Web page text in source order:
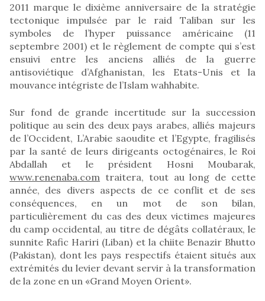
2011 marque le dixième anniversaire de la stratégie
tectonique impulsée par le raid Taliban sur les
symboles de l’hyper puissance américaine (11
septembre 2001) et le règlement de compte qui s’est
ensuivi entre les anciens alliés de la guerre
antisoviétique d’Afghanistan, les Etats-Unis et la
mouvance intégriste de l’Islam wahhabite.
Sur fond de grande incertitude sur la succession
politique au sein des deux pays arabes, alliés majeurs
de l’Occident, L’Arabie saoudite et l’Egypte, fragilisés
par la santé de leurs dirigeants octogénaires, le Roi
Abdallah et le président Hosni Moubarak,
www.renenaba.com traitera, tout au long de cette
année, des divers aspects de ce conflit et de ses
conséquences, en un mot de son bilan,
particulièrement du cas des deux victimes majeures
du camp occidental, au titre de dégâts collatéraux, le
sunnite Rafic Hariri (Liban) et la chiite Benazir Bhutto
(Pakistan), dont les pays respectifs étaient situés aux
extrémités du levier devant servir à la transformation
de la zone en un «Grand Moyen Orient».